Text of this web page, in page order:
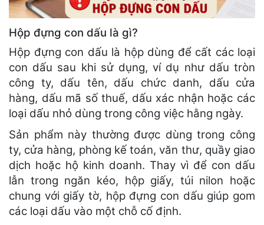
Hộp đựng con dấu là gì?
Hộp đựng con dấu là hộp dùng để cất các loại
con dấu sau khi sử dụng, ví dụ như dấu tròn
công ty, dấu tên, dấu chức danh, dấu cửa
hàng, dấu mã số thuế, dấu xác nhận hoặc các
loại dấu nhỏ dùng trong công việc hằng ngày.
Sản phẩm này thường được dùng trong công
ty, cửa hàng, phòng kế toán, văn thư, quầy giao
dịch hoặc hộ kinh doanh. Thay vì để con dấu
lẫn trong ngăn kéo, hộp giấy, túi nilon hoặc
chung với giấy tờ, hộp đựng con dấu giúp gom
các loại dấu vào một chỗ cố định.